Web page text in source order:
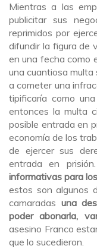
Mientras a las
publicitar sus
reprimidos por
difundir la figura de
en una fecha como
una cuantiosa multa
a cometer una
tipificaría como
entonces la multa
posible entrada en
economía de los
de ejercer sus
entrada en prisión.
informativas para
estos son algunos
camaradas una
poder abonarla,
asesino Franco
que lo sucedieron.